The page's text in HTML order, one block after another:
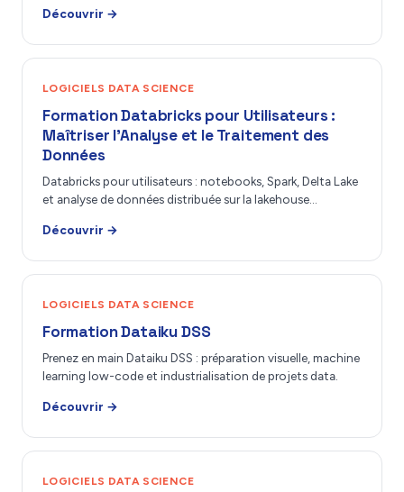
Découvrir →
LOGICIELS DATA SCIENCE
Formation Databricks pour Utilisateurs :
Maîtriser l’Analyse et le Traitement des
Données
Databricks pour utilisateurs : notebooks, Spark, Delta Lake
et analyse de données distribuée sur la lakehouse…
Découvrir →
LOGICIELS DATA SCIENCE
Formation Dataiku DSS
Prenez en main Dataiku DSS : préparation visuelle, machine
learning low-code et industrialisation de projets data.
Découvrir →
LOGICIELS DATA SCIENCE